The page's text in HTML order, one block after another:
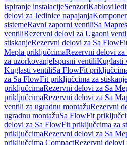
ispiranje instalacijeSenzoriKablovi
delovi za Jedinice napajanja
sistemeRavni zaporni ventiliSa
ventiliRezervni delovi za Ugaoni
stiskanjeRezervni delovi za Sa
Mepla priključcimaRezervni delovi
za uzorkovanjeIspusni ventiliKuglasti
Kuglasti ventiliSa FlowFit
za Sa FlowFit priključcima za
priključcimaRezervni delovi za Sa
priključcimaRezervni delovi za Sa
ventili za ugradnu montažuRezervni
ugradnu montažuSa FlowFit
delovi za Sa FlowFit priključcima za
priključcimaRezervni delovi za Sa
priključcima CompactRezervni delovi